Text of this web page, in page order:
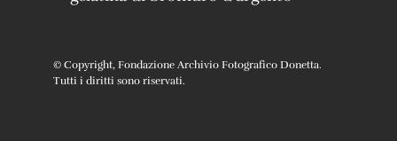
© Copyright, Fondazione Archivio Fotografico Donetta.
Tutti i diritti sono riservati.